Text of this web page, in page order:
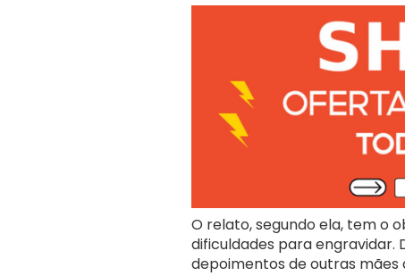
O relato, segundo ela, tem o
dificuldades para engravidar.
depoimentos de outras